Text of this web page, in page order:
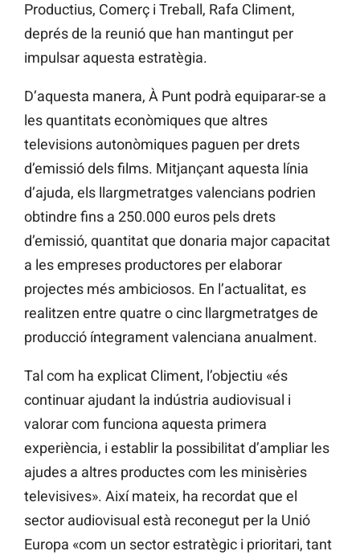
Productius, Comerç i Treball, Rafa Climent,
deprés de la reunió que han mantingut per
impulsar aquesta estratègia.
D’aquesta manera, À Punt podrà equiparar-se a
les quantitats econòmiques que altres
televisions autonòmiques paguen per drets
d’emissió dels films. Mitjançant aquesta línia
d’ajuda, els llargmetratges valencians podrien
obtindre fins a 250.000 euros pels drets
d’emissió, quantitat que donaria major capacitat
a les empreses productores per elaborar
projectes més ambiciosos. En l’actualitat, es
realitzen entre quatre o cinc llargmetratges de
producció íntegrament valenciana anualment.
Tal com ha explicat Climent, l’objectiu «és
continuar ajudant la indústria audiovisual i
valorar com funciona aquesta primera
experiència, i establir la possibilitat d’ampliar les
ajudes a altres productes com les minisèries
televisives». Així mateix, ha recordat que el
sector audiovisual està reconegut per la Unió
Europa «com un sector estratègic i prioritari, tant